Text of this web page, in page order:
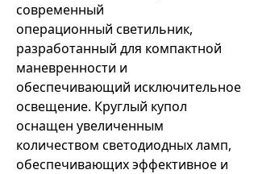
современный
операционный светильник,
разработанный для компактной
маневренности и
обеспечивающий исключительное
освещение. Круглый купол
оснащен увеличенным
количеством светодиодных ламп,
обеспечивающих эффективное и